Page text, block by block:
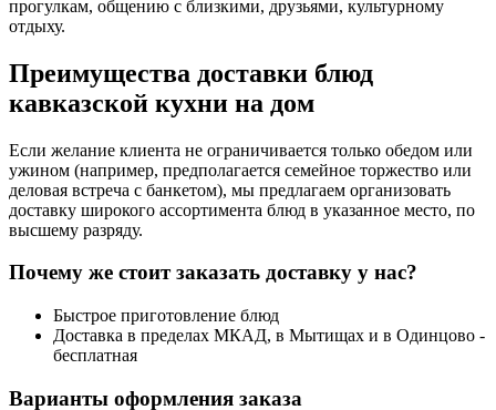
прогулкам, общению с близкими, друзьями, культурному
отдыху.
Преимущества доставки блюд
кавказской кухни на дом
Если желание клиента не ограничивается только обедом или
ужином (например, предполагается семейное торжество или
деловая встреча с банкетом), мы предлагаем организовать
доставку широкого ассортимента блюд в указанное место, по
высшему разряду.
Почему же стоит заказать доставку у нас?
Быстрое приготовление блюд
Доставка в пределах МКАД, в Мытищах и в Одинцово -
бесплатная
Варианты оформления заказа